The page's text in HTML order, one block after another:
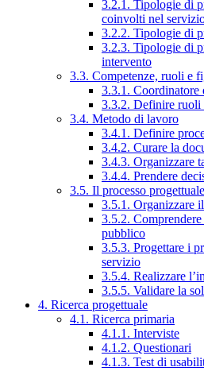
3.2.1. Tipologie di
coinvolti nel
3.2.2. Tipologie di
3.2.3. Tipologie di
intervento
3.3. Competenze, ruoli e
3.3.1. Coordinatore
3.3.2. Definire ruoli
3.4. Metodo di lavoro
3.4.1. Definire
3.4.2. Curare la
3.4.3. Organizzare
3.4.4. Prendere
3.5. Il processo progettuale
3.5.1. Organizzare
3.5.2.
pubblico
3.5.3. Progettare i
servizio
3.5.4. Realizzare
3.5.5. Validare la
4. Ricerca progettuale
4.1. Ricerca primaria
4.1.1. Interviste
4.1.2. Questionari
4.1.3. Test di